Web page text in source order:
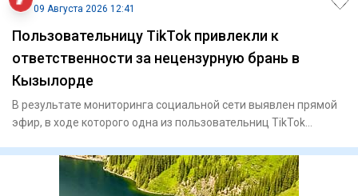
09 Августа 2026 12:41
Пользовательницу TikTok привлекли к
ответственности за нецензурную брань в
Кызылорде
В результате мониторинга социальной сети выявлен прямой
эфир, в ходе которого одна из пользовательниц TikTok